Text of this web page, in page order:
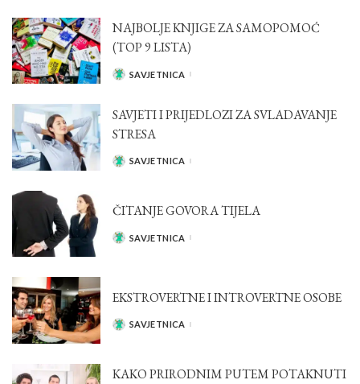
NAJBOLJE KNJIGE ZA SAMOPOMOĆ
(TOP 9 LISTA)
POSTED
SAVJETNICA
SAVJETI I PRIJEDLOZI ZA SVLADAVANJE
STRESA
POSTED
SAVJETNICA
ČITANJE GOVORA TIJELA
POSTED
SAVJETNICA
EKSTROVERTNE I INTROVERTNE OSOBE
POSTED
SAVJETNICA
KAKO PRIRODNIM PUTEM POTAKNUTI